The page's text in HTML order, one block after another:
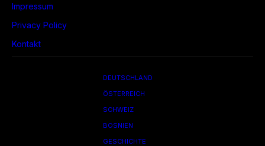
Impressum
Privacy Policy
Kontakt
DEUTSCHLAND
ÖSTERREICH
SCHWEIZ
BOSNIEN
GESCHICHTE